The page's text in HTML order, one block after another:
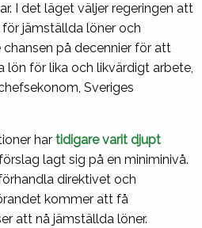
I det läget väljer regeringen att
jämställda löner och
på decennier för att
lön för lika och likvärdigt arbete,
Sveriges
har tidigare varit djupt
lagt sig på en miniminivå.
direktivet och
kommer att få
att nå jämställda löner.